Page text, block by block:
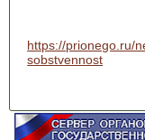
https://prionego.ru/
sobstvennost